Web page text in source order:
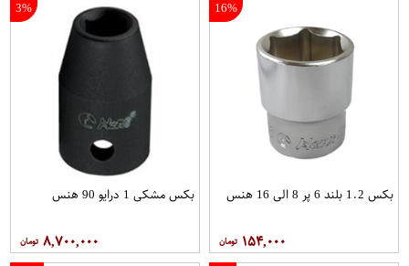
16%
بکس 1.2 بلند 6 پر 8 الی 16 هنس
۱۵۴,۰۰۰
3%
بکس مشکی 1 درایو 90 هنس
۸,۷۰۰,۰۰۰